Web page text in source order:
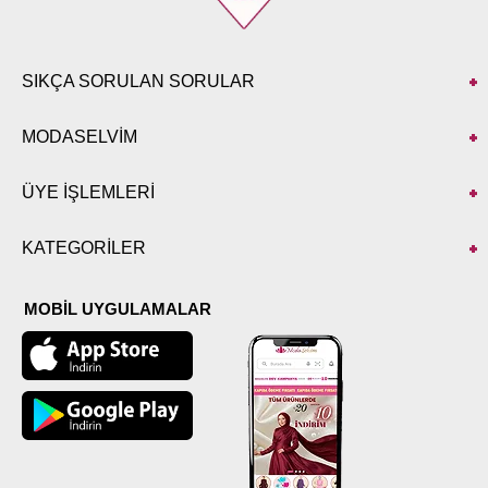
SIKÇA SORULAN SORULAR
MODASELVİM
ÜYE İŞLEMLERİ
KATEGORİLER
MOBİL UYGULAMALAR